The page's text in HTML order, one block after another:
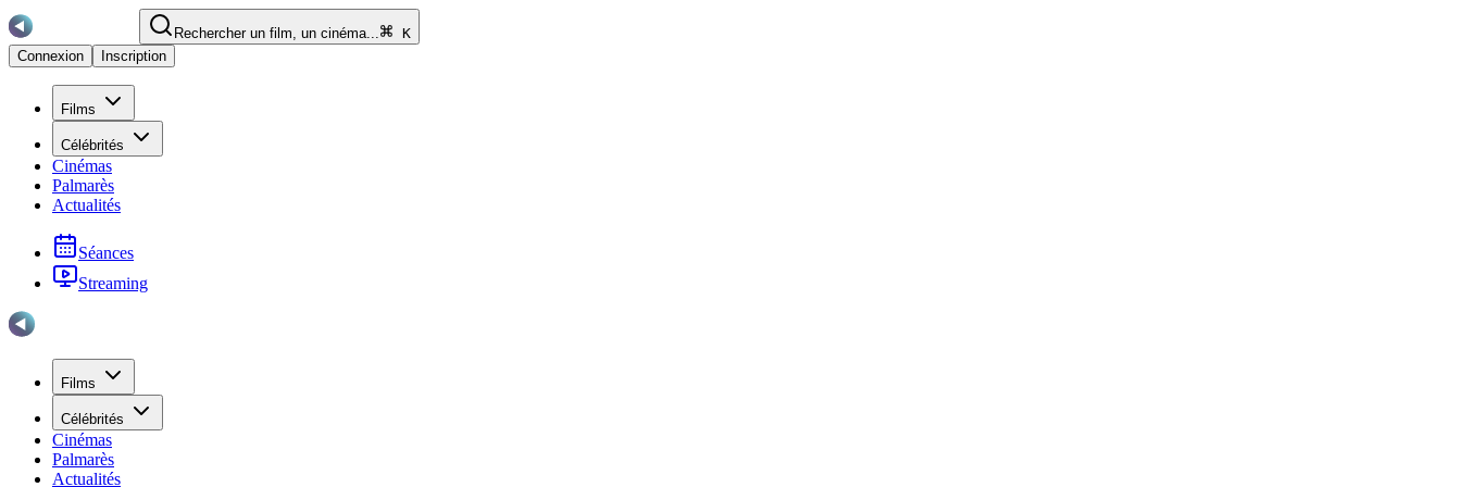
Rechercher un film, un cinéma...
K
Connexion
Inscription
Films
Célébrités
Cinémas
Palmarès
Actualités
Séances
Streaming
Films
Célébrités
Cinémas
Palmarès
Actualités